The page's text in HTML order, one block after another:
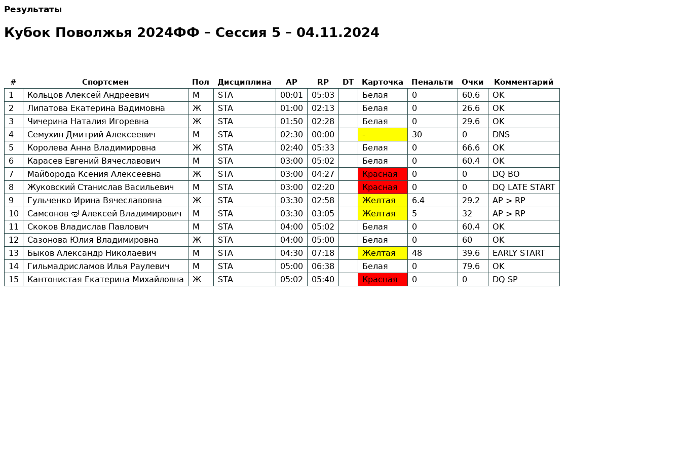
Результаты
Кубок Поволжья 2024ФФ – Сессия 5 – 04.11.2024
# Спортсмен Пол Дисциплина AP RP DT Карточка Пенальти Очки Комментарий
1 Кольцов Алексей Андреевич М STA 00:01 05:03 Белая 0 60.6
OK
2
Липатова Екатерина Вадимовна Ж STA 01:00 02:13 Белая 0 26.6
OK
3
Чичерина Наталия Игоревна Ж STA 01:50 02:28 Белая 0 29.6
OK
4
Семухин Дмитрий Алексеевич М STA 02:30 00:00 - 30 0
DNS
5
Королева Анна Владимировна Ж STA 02:40 05:33 Белая 0 66.6
OK
6
Карасев Евгений Вячеславович М STA 03:00 05:02 Белая 0 60.4
OK
7
Майборода Ксения Алексеевна Ж STA 03:00 04:27 Красная 0 0
DQ BO
8
Жуковский Станислав Васильевич М STA 03:00 02:20 Красная 0 0
DQ LATE START
9
Гульченко Ирина Вячеславовна Ж STA 03:30 02:58 Желтая 6.4 29.2
AP > RP
10
Самсонов 🤿 Алексей Владимирович М STA 03:30 03:05 Желтая 5 32
AP > RP
11
Скоков Владислав Павлович М STA 04:00 05:02 Белая 0 60.4
OK
12
Сазонова Юлия Владимировна Ж STA 04:00 05:00 Белая 0 60
OK
13
Быков Александр Николаевич М STA 04:30 07:18 Желтая 48 39.6
EARLY START
14
Гильмадрисламов Илья Раулевич М STA 05:00 06:38 Белая 0 79.6
OK
15
Кантонистая Екатерина Михайловна Ж STA 05:02 05:40 Красная 0 0 DQ SP